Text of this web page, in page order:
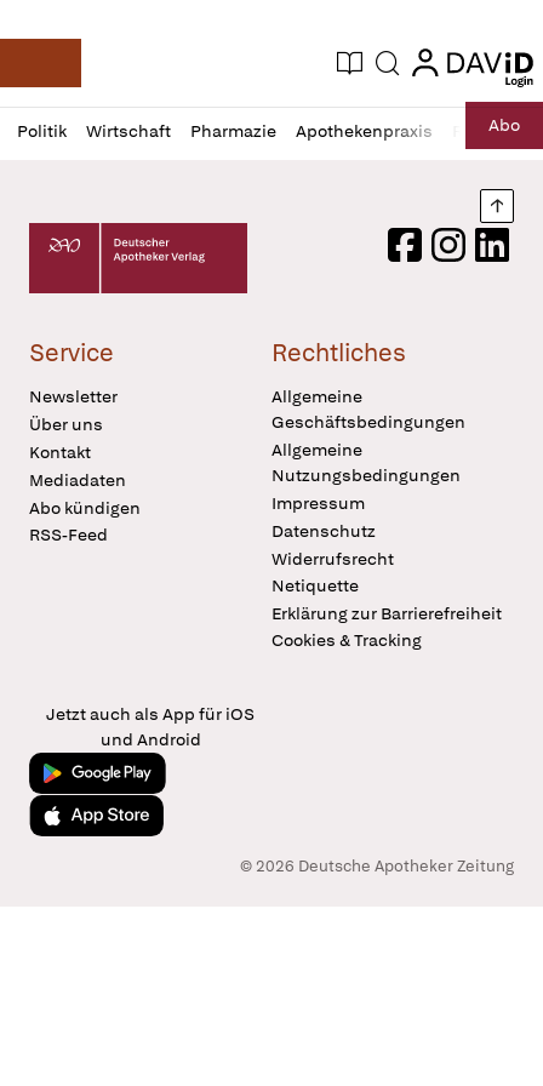
Deutsche Apotheker Zeitung
Aktuelle Ausgabe
Suche login
login
Politik Wirtschaft Pharmazie Apothekenpraxis RechtAbo
Profil
öffnen
Daz
Pur
Deutscher Apotheker Verlag Logo
FacebookInstagram
Service
Newsletter
Über uns
Kontakt
Mediadaten
Abo kündigen
RSS-Feed
Rechtliches
Allgemeine
Geschäftsbedingungen
Allgemeine
Nutzungsbedingungen
Impressum
Datenschutz
Widerrufsrecht
Netiquette
Erklärung zur Barrierefreiheit
Cookies & Tracking
Jetzt auch als App für iOS
und Android
Jetzt bei Google Play
Laden im App Store
© 2026 Deutsche Apotheker Zeitung